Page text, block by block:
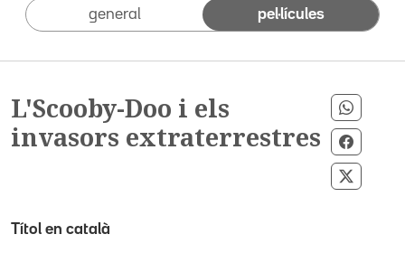
general pel·lícules
L'Scooby-Doo i els
invasors extraterrestres
Títol en català